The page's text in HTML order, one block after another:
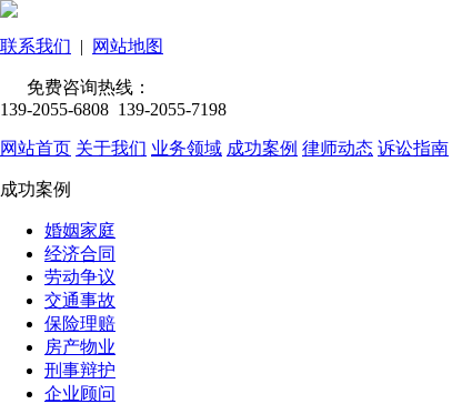
联系我们 | 网站地图
免费咨询热线：
139-2055-6808 139-2055-7198
网站首页 关于我们 业务领域 成功案例 律师动态 诉讼指南
成功案例
婚姻家庭
经济合同
劳动争议
交通事故
保险理赔
房产物业
刑事辩护
企业顾问